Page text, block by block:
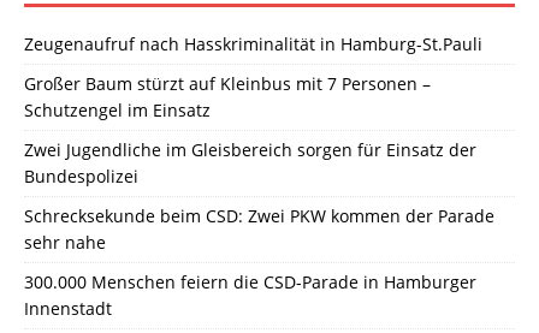
Zeugenaufruf nach Hasskriminalität in Hamburg-St.Pauli
Großer Baum stürzt auf Kleinbus mit 7 Personen –
Schutzengel im Einsatz
Zwei Jugendliche im Gleisbereich sorgen für Einsatz der
Bundespolizei
Schrecksekunde beim CSD: Zwei PKW kommen der Parade
sehr nahe
300.000 Menschen feiern die CSD-Parade in Hamburger
Innenstadt